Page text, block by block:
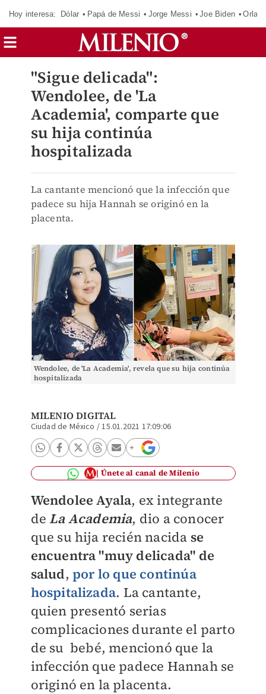
Hoy interesa: Dólar Papá de Messi Jorge Messi Joe Biden
"Sigue delicada":
Wendolee, de 'La
Academia', comparte que
su hija continúa
hospitalizada
La cantante mencionó que la infección que
padece su hija Hannah se originó en la
placenta.
Wendolee, de 'La Academia', revela que su hija continúa
hospitalizada
MILENIO DIGITAL
Ciudad de México /15.01.2021 17:09:06
Únete al canal de Milenio
Wendolee Ayala, ex integrante
de La Academia, dio a conocer
que su hija recién nacida se
encuentra "muy delicada" de
salud, por lo que continúa
hospitalizada. La cantante,
quien presentó serias
complicaciones durante el parto
de su bebé,mencionó que la
infección que padece Hannah se
originó en la placenta.